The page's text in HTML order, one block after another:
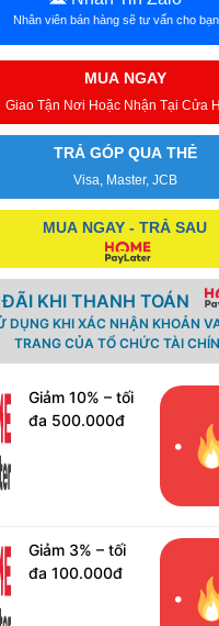
Nhân viên bán hàng sẽ tư vấn cho bạn
MUA NGAY
Giao Tận Nơi Hoặc Nhận Tại Cửa
TRẢ GÓP QUA THẺ
Visa, Master, JCB
MUA NGAY - TRẢ SAU
KHI THANH TOÁN
DỤNG KHI XÁC NHẬN KHOẢN
TRANG CỦA TỔ CHỨC TÀI
Giảm 10% – tối
đa 500.000đ
Giảm 3% – tối
đa 100.000đ